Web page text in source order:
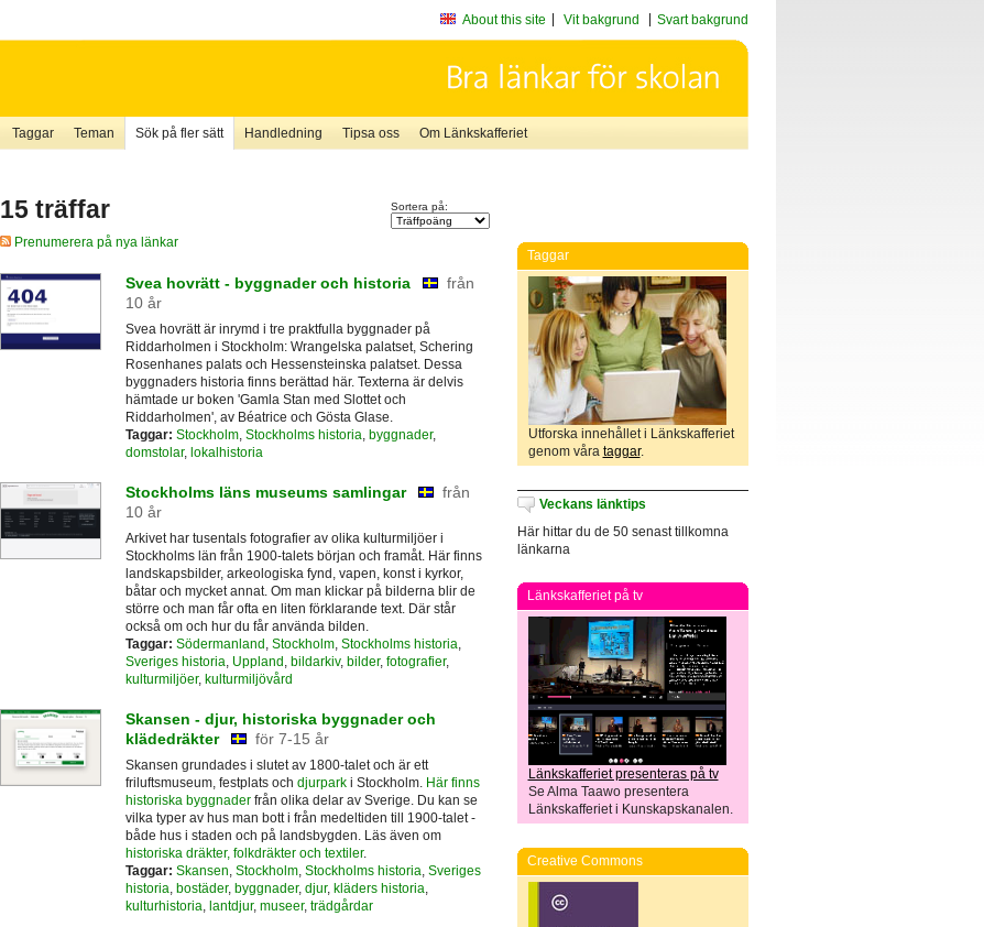
About this site Vit bakgrund Svart bakgrund
Taggar Teman Sök på fler sätt Handledning Tipsa oss Om Länkskafferiet
15 träffar Sortera på:
Prenumerera på nya länkar
Svea hovrätt - byggnader och historia
från
10 år
Svea hovrätt är inrymd i tre praktfulla byggnader på
Riddarholmen i Stockholm: Wrangelska palatset, Schering
Rosenhanes palats och Hessensteinska palatset. Dessa
byggnaders historia finns berättad här. Texterna är delvis
hämtade ur boken 'Gamla Stan med Slottet och
Riddarholmen', av Béatrice och Gösta Glase.
Taggar: Stockholm, Stockholms historia byggnader,
domstolar, lokalhistoria
Stockholms läns museums samlingar
från
10 år
Arkivet har tusentals fotografier av olika kulturmiljöer i
Stockholms län från 1900-talets början och framåt. Här finns
landskapsbilder, arkeologiska fynd, vapen, konst i kyrkor,
båtar och mycket annat. Om man klickar på bilderna blir de
större och man får ofta en liten förklarande text. Där står
också om och hur du får använda bilden.
Taggar: Södermanland , Stockholm, Stockholms historia,
Sveriges historia, Uppland , bildarkiv, bilder, fotografier,
kulturmiljöer, kulturmiljövård
Skansen - djur, historiska byggnader och
klädedräkter
för 7-15 år
Skansen grundades i slutet av 1800-talet och är ett
friluftsmuseum, festplats och djurparki Stockholm. Här finns
historiska byggnaderfrån olika delar av Sverige. Du kan se
vilka typer av hus man bott i från medeltiden till 1900-talet -
både hus i staden och på landsbygden. Läs även om
historiska dräkter, folkdräkter och textiler.
Taggar: Skansen, Stockholm, Stockholms historia, Sveriges
historia, bostäder, byggnader, djur, kläders historia,
kulturhistoria, lantdjur, museer, trädgårdar
Taggar
Utforska innehållet i Länkskafferiet
genom våra taggar.
Veckans länktips
Här hittar du de 50 senast tillkomna
länkarna
Länkskafferiet på tv
Länkskafferiet presenteras på tv
Se Alma Taawo presentera
Länkskafferiet i Kunskapskanalen.
Creative Commons